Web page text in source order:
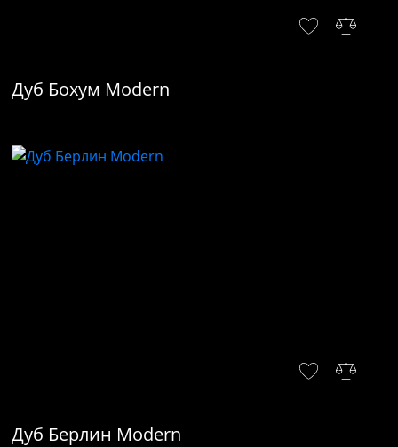
Дуб Бохум Modern
Дуб Берлин Modern